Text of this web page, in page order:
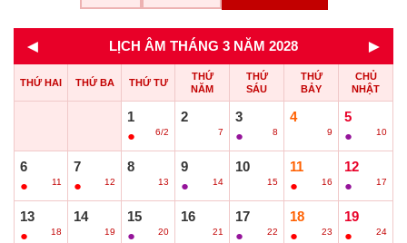
◄ LỊCH ÂM THÁNG 3 NĂM 2028 ►
THỨ HAI THỨ BA THỨ TƯ
THỨ
NĂM
THỨ
SÁU
THỨ
BẢY
CHỦ
NHẬT
1
●
6/2
2
7
3
●
8
4
9
5
●
10
6
●
11
7
●
12
8
13
9
●
14
10
15
11
●
16
12
●
17
13
●
18
14
19
15
●
20
16
21
17
●
22
18
●
23
19
●
24